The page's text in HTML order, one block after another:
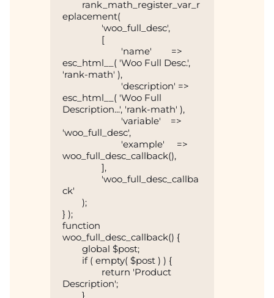
eplacement(
esc_html__( 'Woo Full Desc.',
'rank-math' ),
esc_html__( 'Woo Full
Description...', 'rank-math' ),
'woo_full_desc',
woo_full_desc_callback(),
ck'
} );
function
woo_full_desc_callback() {
Description';